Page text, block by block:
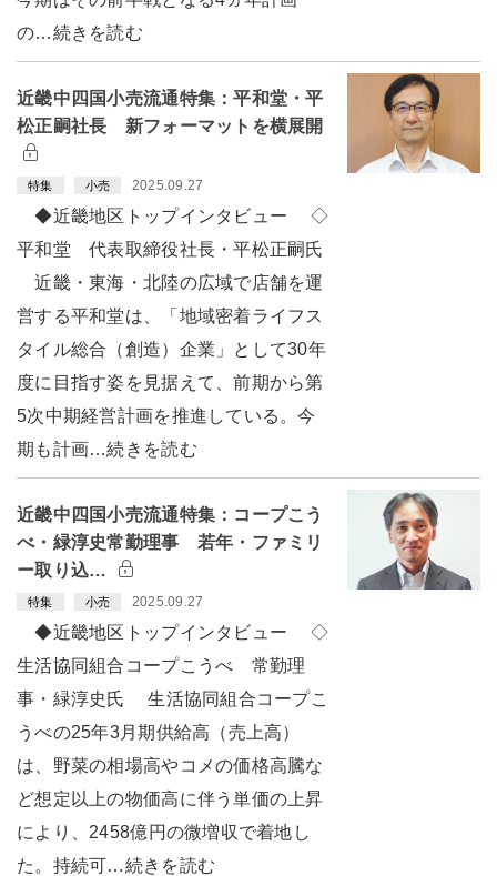
の…続きを読む
近畿中四国小売流通特集：平和堂・平
松正嗣社長 新フォーマットを横展開
特集 小売 2025.09.27
◆近畿地区トップインタビュー ◇
平和堂 代表取締役社長・平松正嗣氏
近畿・東海・北陸の広域で店舗を運
営する平和堂は、「地域密着ライフス
タイル総合（創造）企業」として30年
度に目指す姿を見据えて、前期から第
5次中期経営計画を推進している。今
期も計画…続きを読む
近畿中四国小売流通特集：コープこう
べ・緑淳史常勤理事 若年・ファミリ
ー取り込…
特集 小売 2025.09.27
◆近畿地区トップインタビュー ◇
生活協同組合コープこうべ 常勤理
事・緑淳史氏 生活協同組合コープこ
うべの25年3月期供給高（売上高）
は、野菜の相場高やコメの価格高騰な
ど想定以上の物価高に伴う単価の上昇
により、2458億円の微増収で着地し
た。持続可…続きを読む